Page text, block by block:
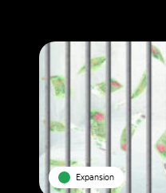
Expansion